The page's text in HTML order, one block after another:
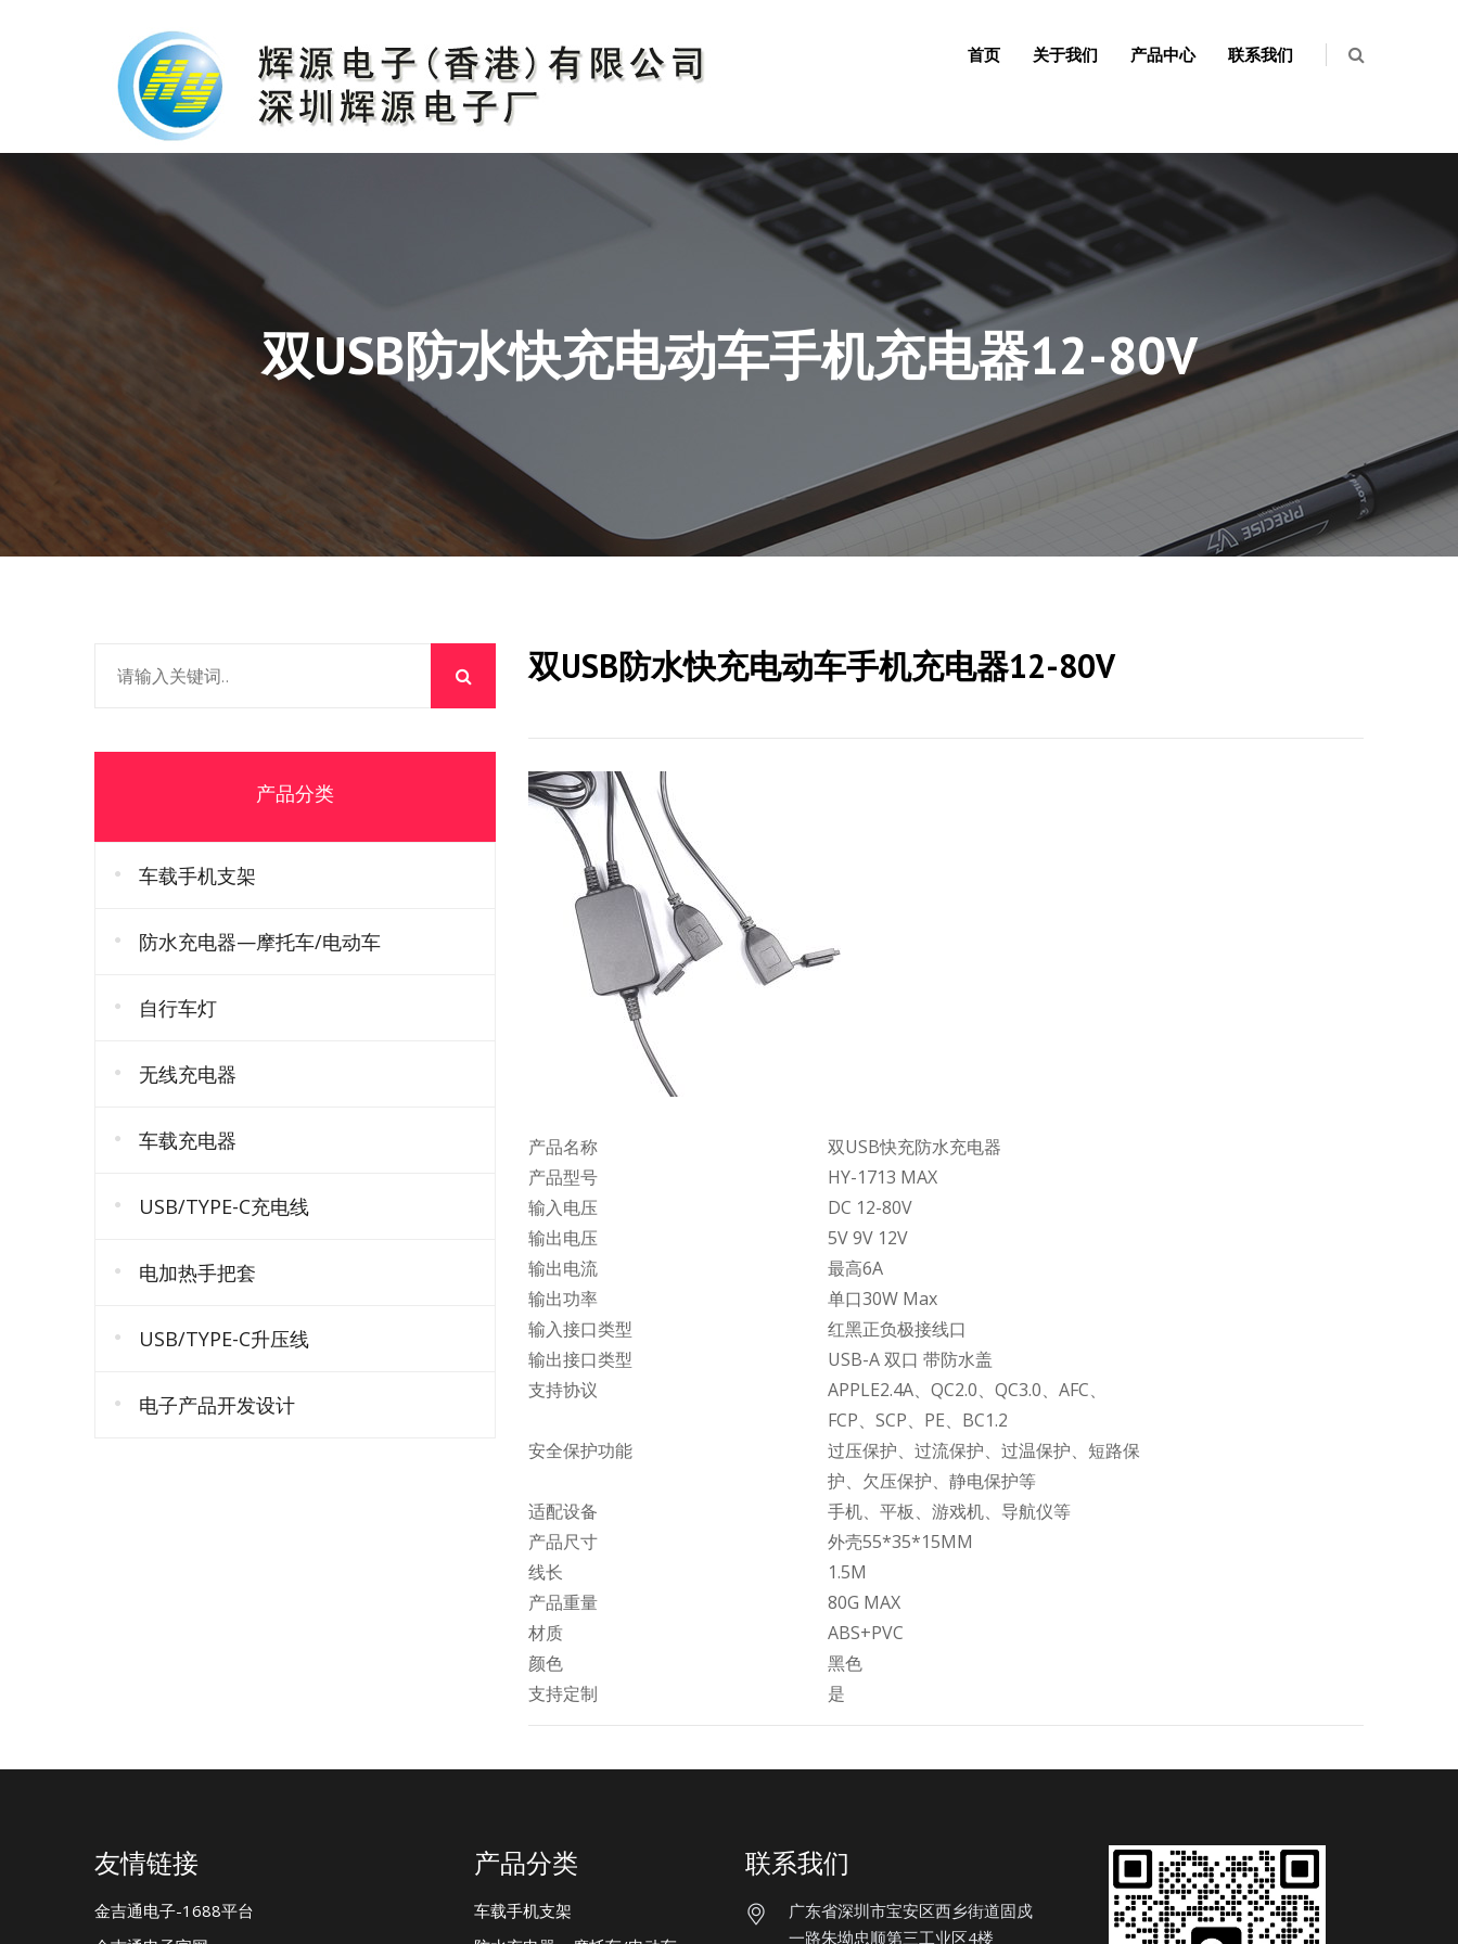
首页 关于我们 产品中心 联系我们
双USB防水快充电动车手机充电器12-80V
产品分类
车载手机支架
防水充电器—摩托车/电动车
自行车灯
无线充电器
车载充电器
USB/TYPE-C充电线
电加热手把套
USB/TYPE-C升压线
电子产品开发设计
双USB防水快充电动车手机充电器12-80V
产品名称
双USB快充防水充电器
产品型号
HY-1713 MAX
输入电压
DC 12-80V
输出电压
5V 9V 12V
输出电流
最高6A
输出功率
单口30W Max
输入接口类型
红黑正负极接线口
输出接口类型
USB-A 双口 带防水盖
支持协议
APPLE2.4A、QC2.0、QC3.0、AFC、
FCP、SCP、PE、BC1.2
安全保护功能
过压保护、过流保护、过温保护、短路保
护、欠压保护、静电保护等
适配设备
手机、平板、游戏机、导航仪等
产品尺寸
外壳55*35*15MM
线长
1.5M
产品重量
80G MAX
材质
ABS+PVC
颜色
黑色
支持定制
是
友情链接
金吉通电子-1688平台
产品分类
车载手机支架
联系我们
广东省深圳市宝安区西乡街道固戍
一路朱坳忠顺第三工业区4楼